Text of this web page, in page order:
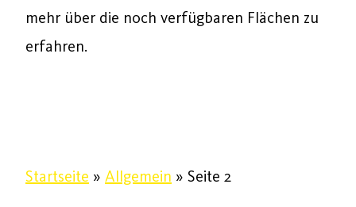
mehr über die noch verfügbaren Flächen zu
erfahren.
Startseite » Allgemein » Seite 2